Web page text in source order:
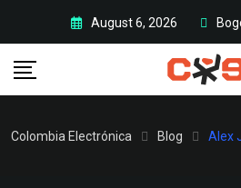
content
August 6, 2026
Colombia Electrónica Blog Alex